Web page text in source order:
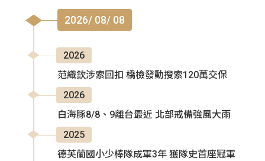
2026/ 08/ 08
2026
范織欽涉索回扣 橋檢發動搜索120萬交保
2026
白海豚8/8、9離台最近 北部戒備強風大雨
2025
德芙蘭國小少棒隊成軍3年 獲隊史首座冠軍